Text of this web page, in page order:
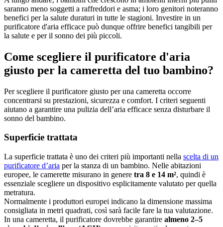
saranno meno soggetti a raffreddori e asma; i loro genitori noteranno
benefici per la salute duraturi in tutte le stagioni. Investire in un
purificatore d'aria efficace può dunque offrire benefici tangibili per
la salute e per il sonno dei più piccoli.
Come scegliere il purificatore d'aria
giusto per la cameretta del tuo bambino?
Per scegliere il purificatore giusto per una cameretta occorre
concentrarsi su prestazioni, sicurezza e comfort. I criteri seguenti
aiutano a garantire una pulizia dell’aria efficace senza disturbare il
sonno del bambino.
Superficie trattata
La superficie trattata è uno dei criteri più importanti nella scelta di un
purificatore d’aria per la stanza di un bambino. Nelle abitazioni
europee, le camerette misurano in genere tra 8 e 14 m², quindi è
essenziale scegliere un dispositivo esplicitamente valutato per quella
metratura.
Normalmente i produttori europei indicano la dimensione massima
consigliata in metri quadrati, così sarà facile fare la tua valutazione.
In una cameretta, il purificatore dovrebbe garantire almeno 2–5